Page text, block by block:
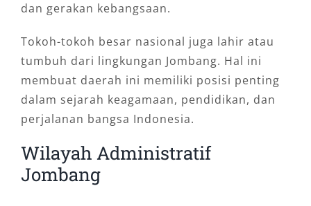
dan gerakan kebangsaan.
Tokoh-tokoh besar nasional juga lahir atau
tumbuh dari lingkungan Jombang. Hal ini
membuat daerah ini memiliki posisi penting
dalam sejarah keagamaan, pendidikan, dan
perjalanan bangsa Indonesia.
Wilayah Administratif
Jombang